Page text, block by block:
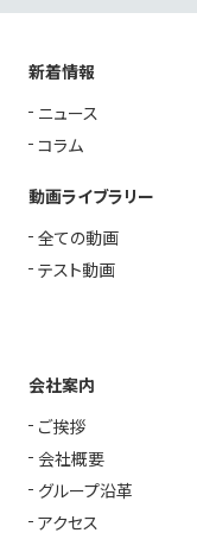
新着情報
ニュース
コラム
動画ライブラリー
全ての動画
テスト動画
会社案内
ご挨拶
会社概要
グループ沿革
アクセス